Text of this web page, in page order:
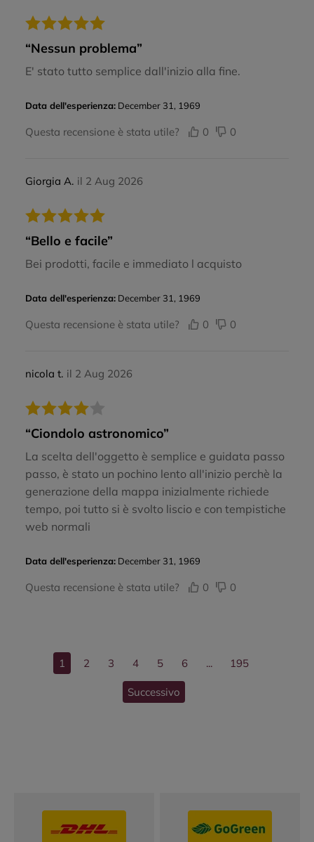
“Nessun problema”
E' stato tutto semplice dall'inizio alla fine.
Data dell'esperienza: December 31, 1969
Questa recensione è stata utile? 0 0
Giorgia A. il 2 Aug 2026
“Bello e facile”
Bei prodotti, facile e immediato l acquisto
Data dell'esperienza: December 31, 1969
Questa recensione è stata utile? 0 0
nicola t. il 2 Aug 2026
“Ciondolo astronomico”
La scelta dell'oggetto è semplice e guidata passo
passo, è stato un pochino lento all'inizio perchè la
generazione della mappa inizialmente richiede
tempo, poi tutto si è svolto liscio e con tempistiche
web normali
Data dell'esperienza: December 31, 1969
Questa recensione è stata utile? 0 0
1 2 3 4 5 6 ... 195
Successivo